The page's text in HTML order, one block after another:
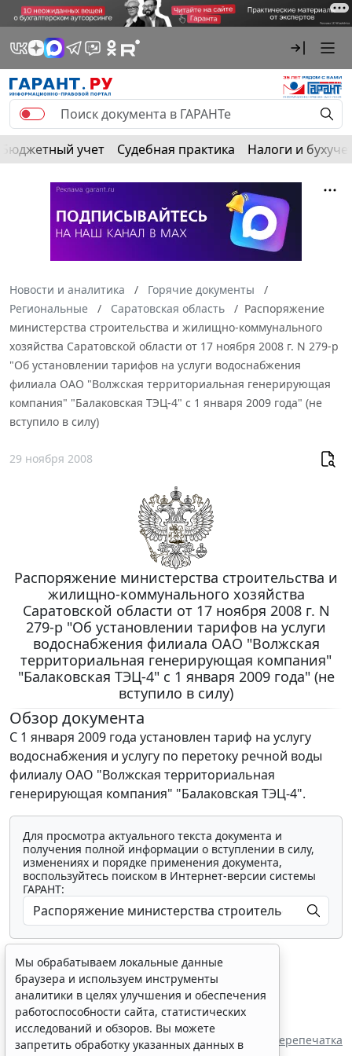
Бюджетный учет Судебная практика Налоги и
Новости и аналитика
Горячие документы
Региональные
Саратовская область
Распоряжение
министерства строительства и жилищно-коммунального
хозяйства Саратовской области от 17 ноября 2008 г. N 279-p
"Об установлении тарифов на услуги водоснабжения
филиала ОАО "Волжская территориальная генерирующая
компания" "Балаковская ТЭЦ-4" с 1 января 2009 года" (не
вступило в силу)
29 ноября 2008
Распоряжение министерства строительства и
жилищно-коммунального хозяйства
Саратовской области от 17 ноября 2008 г. N
279-p "Об установлении тарифов на услуги
водоснабжения филиала ОАО "Волжская
территориальная генерирующая компания"
"Балаковская ТЭЦ-4" с 1 января 2009 года" (не
вступило в силу)
Обзор документа
С 1 января 2009 года установлен тариф на услугу
водоснабжения и услугу по перетоку речной воды
филиалу ОАО "Волжская территориальная
генерирующая компания" "Балаковская ТЭЦ-4".
Для просмотра актуального текста документа и
получения полной информации о вступлении в силу,
изменениях и порядке применения документа,
воспользуйтесь поиском в Интернет-версии системы
ГАРАНТ:
Показать все материалы
Перепечатка
Мы обрабатываем локальные данные
браузера и используем инструменты
аналитики в целях улучшения и обеспечения
работоспособности сайта, статистических
исследований и обзоров. Вы можете
запретить обработку указанных данных в